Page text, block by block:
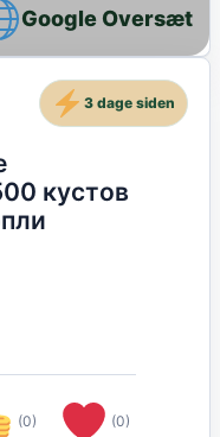
Google Oversæt
кустов
(0) (0)
3 dage siden